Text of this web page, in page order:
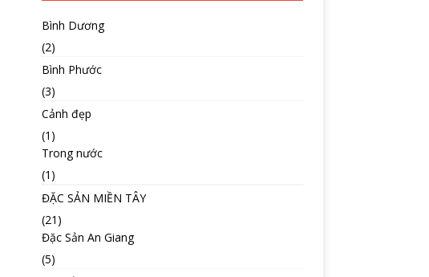
Bình Dương
(2)
Bình Phước
(3)
Cảnh đẹp
(1)
Trong nước
(1)
ĐẶC SẢN MIỀN TÂY
(21)
Đặc Sản An Giang
(5)